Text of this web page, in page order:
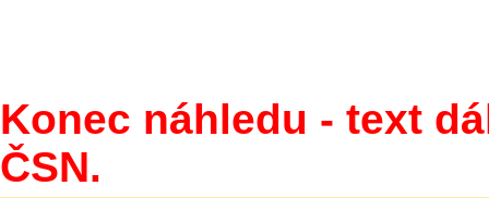
Konec náhledu - text
ČSN.